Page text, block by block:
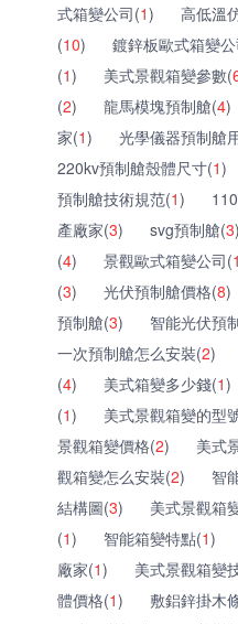
式箱變公司(1) 高低溫
(10) 鍍鋅板歐式箱變
(1) 美式景觀箱變參數(
(2) 龍馬模塊預制艙(4)
家(1) 光學儀器預制艙
220kv預制艙殼體尺寸(1)
預制艙技術規范(1)
產廠家(3) svg預制艙(3)
(4) 景觀歐式箱變公司(1
(3) 光伏預制艙價格(8)
預制艙(3) 智能光伏預
一次預制艙怎么安裝(2)
(4) 美式箱變多少錢(1)
(1) 美式景觀箱變的型
景觀箱變價格(2) 美式
觀箱變怎么安裝(2) 智
結構圖(3) 美式景觀箱
(1) 智能箱變特點(1)
廠家(1) 美式景觀箱變
體價格(1) 敷鋁鋅掛木